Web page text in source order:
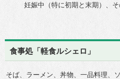
妊娠中（特に初期と末期）、
食事処「軽食ルシェロ」
そば、ラーメン、丼物、一品料理、